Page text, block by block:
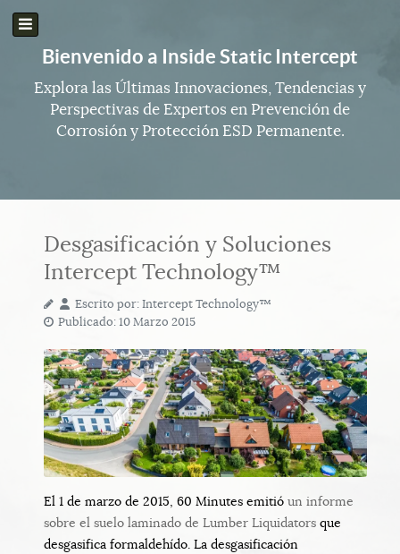
Bienvenido a Inside Static Intercept
Explora las Últimas Innovaciones, Tendencias y
Perspectivas de Expertos en Prevención de
Corrosión y Protección ESD Permanente.
Desgasificación y Soluciones
Intercept Technology™
Escrito por:Intercept Technology™
Publicado: 10 Marzo 2015
El 1 de marzo de 2015, 60 Minutes emitió un informe
sobre el suelo laminado de Lumber Liquidators que
desgasifica formaldehído. La desgasificación